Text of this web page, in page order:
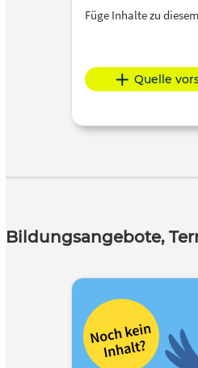
Füge Inhalte zu
Quelle